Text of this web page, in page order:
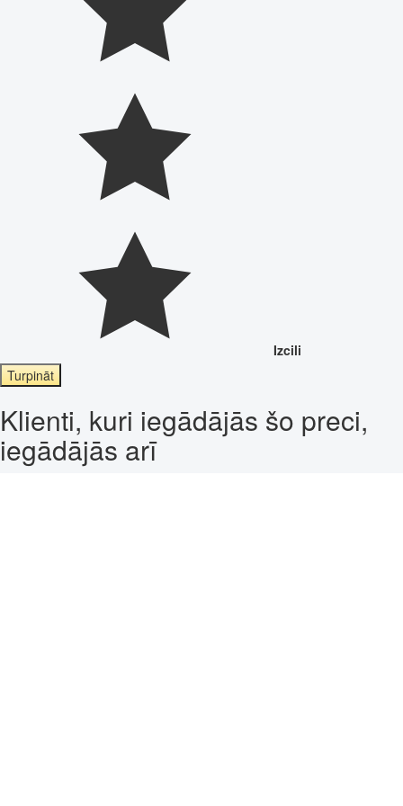
Izcili
Turpināt
Klienti, kuri iegādājās šo preci,
iegādājās arī